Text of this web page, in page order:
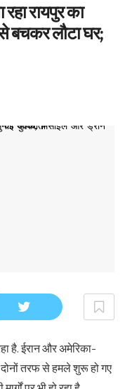
रायपुर का
बचकर लौटा घर;
है. ईरान और अमेरिका-
दोनों तरफ से हमले शुरू हो गए